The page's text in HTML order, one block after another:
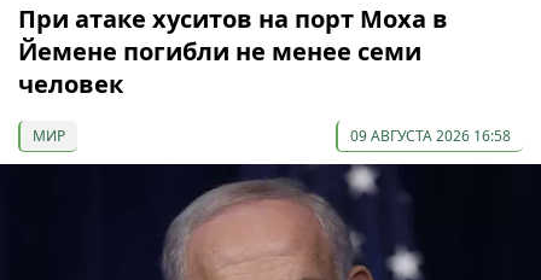
При атаке хуситов на порт Моха в
Йемене погибли не менее семи
человек
МИР 09 АВГУСТА 2026 16:58